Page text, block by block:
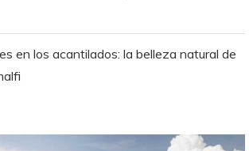
en los acantilados: la belleza natural de